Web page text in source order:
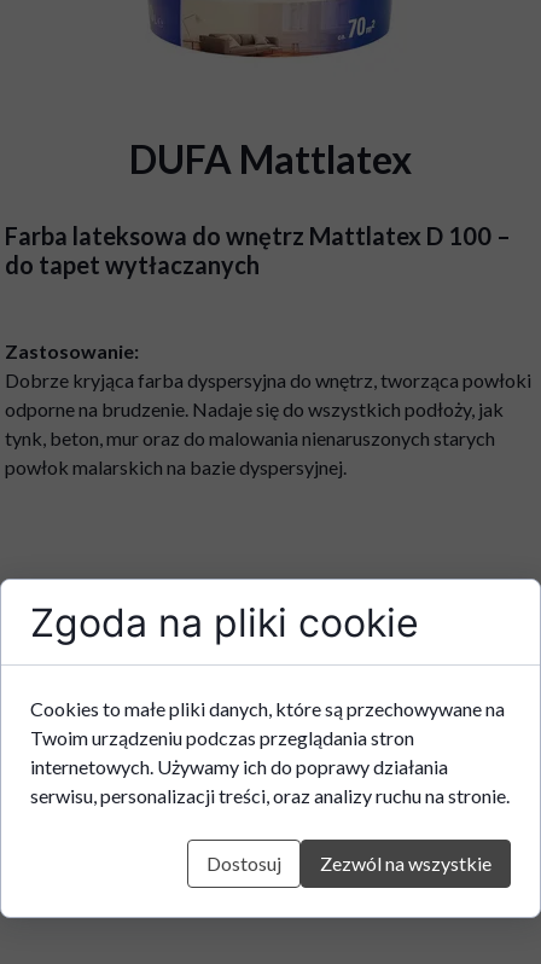
DUFA Mattlatex
Farba lateksowa do wnętrz Mattlatex D 100 –
do tapet wytłaczanych
Zastosowanie:
Dobrze kryjąca farba dyspersyjna do wnętrz, tworząca powłoki
odporne na brudzenie. Nadaje się do wszystkich podłoży, jak
tynk, beton, mur oraz do malowania nienaruszonych starych
powłok malarskich na bazie dyspersyjnej.
• Dobrze kryjąca
• Odporna na zanieczszczenia
Wydajność:
ok. 6,5 - 7 m²/l
Kolor:
Zgoda na pliki cookie
Cookies to małe pliki danych, które są przechowywane na
Twoim urządzeniu podczas przeglądania stron
internetowych. Używamy ich do poprawy działania
serwisu, personalizacji treści, oraz analizy ruchu na stronie.
Dostosuj Zezwól na wszystkie